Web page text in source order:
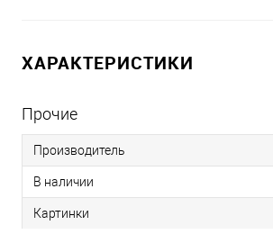
ХАРАКТЕРИСТИКИ
Прочие
Производитель
В наличии
Картинки